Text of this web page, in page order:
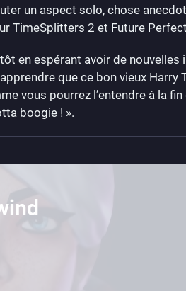
un aspect solo, chose
TimeSplitters 2 et Future
en espérant avoir de
que ce bon vieux Harry
vous pourrez l’entendre à la fin
boogie ! ».